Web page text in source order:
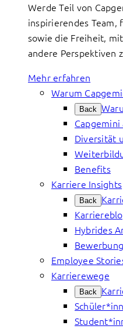
Werde Teil von
inspirierendes
sowie die Freiheit,
andere Perspektiven
Mehr erfahren
Warum
Back
Diversität
Benefits
Karriere Insights
Back
Hybrides
Employee
Karrierewege
Back